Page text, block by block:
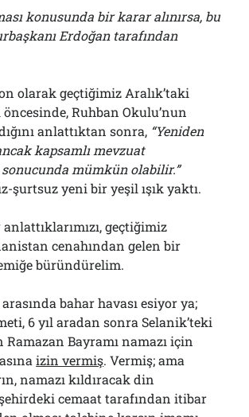
konusunda bir karar alınırsa, bu
Erdoğan tarafından
olarak geçtiğimiz Aralık’taki
Ruhban Okulu’nun
anlattıktan sonra, “Yeniden
kapsamlı mevzuat
mümkün olabilir.”
şurtsuz yeni bir yeşil ışık yaktı.
geçtiğimiz
cenahından gelen bir
büründürelim.
bahar havası esiyor ya;
6 yıl aradan sonra Selanik’teki
Ramazan Bayramı namazı için
izin vermiş. Vermiş; ama
namazı kıldıracak din
cemaat tarafından itibar